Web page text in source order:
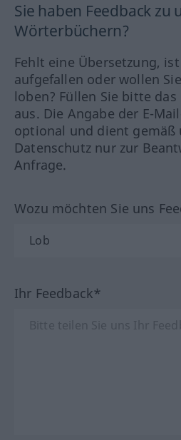
Sie haben Feedback zu
Wörterbüchern?
Fehlt eine Übersetzung,
aufgefallen oder wollen
loben? Füllen Sie bitte
aus. Die Angabe der E-
optional und dient gemäß
Datenschutz nur zur
Anfrage.
Wozu möchten Sie uns
Ihr Feedback*